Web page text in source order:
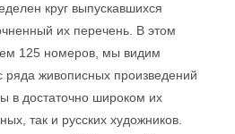
круг выпускавшихся
их перечень. В этом
125 номеров, мы видим
ряда живописных произведений
в достаточно широком их
так и русских художников.